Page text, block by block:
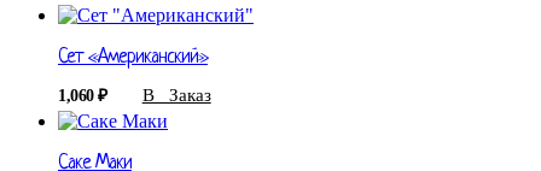
Сет «Американский»
1,060₽ В Заказ
Саке Маки